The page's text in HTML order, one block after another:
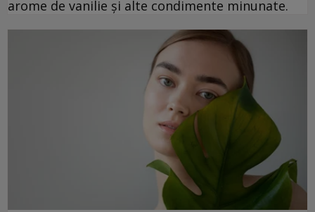
arome de vanilie și alte condimente minunate.